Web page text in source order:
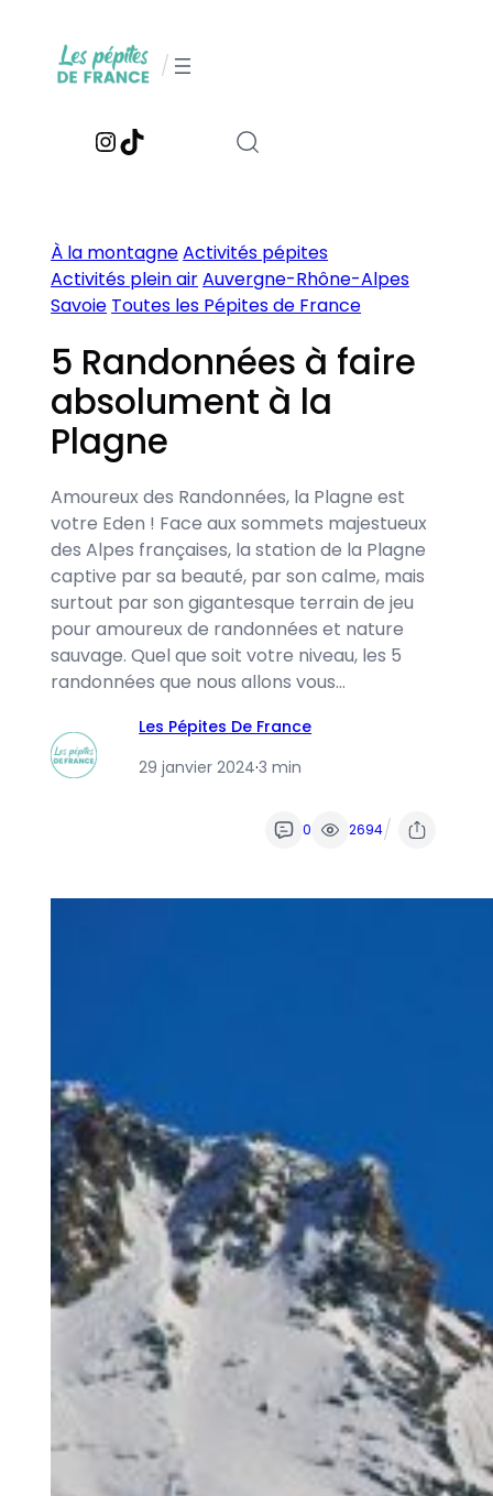
contenu
/
Instagram
TikTok
À la montagneActivités pépites
Activités plein airAuvergne-Rhône-Alpes
Savoie Toutes les Pépites de France
5 Randonnées à faire
absolument à la
Plagne
Amoureux des Randonnées, la Plagne est
votre Eden ! Face aux sommets majestueux
des Alpes françaises, la station de la Plagne
captive par sa beauté, par son calme, mais
surtout par son gigantesque terrain de jeu
pour amoureux de randonnées et nature
sauvage. Quel que soit votre niveau, les 5
randonnées que nous allons vous…
Les Pépites De France
29 janvier 2024·3 min
0 2694/